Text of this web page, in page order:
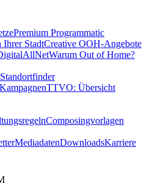
Premium Programmatic
Ihrer StadtCreative OOH-Angebote
Warum Out of Home?
Standortfinder
TTVO: Übersicht
Composingvorlagen
MediadatenDownloadsKarriere